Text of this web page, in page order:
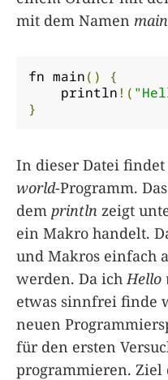
mit dem Namen
fn main()
{
    println
!(
}
In dieser Datei
world-Programm.
dem println zeigt
ein Makro handelt.
und Makros einfach
werden. Da ich Hello
etwas sinnfrei finde
neuen
für den ersten
programmieren. Ziel